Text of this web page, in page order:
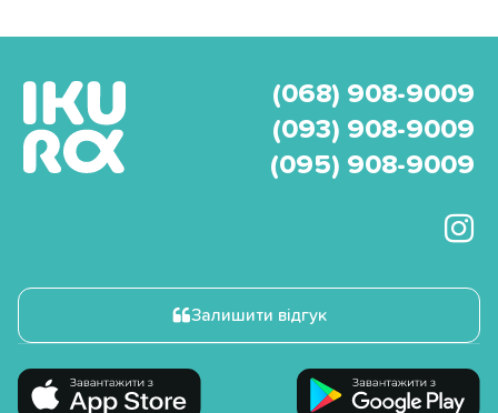
(068) 908-9009
(093) 908-9009
(095) 908-9009
Залишити відгук